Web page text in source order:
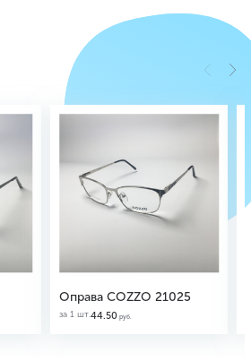
Оправа COZZO 21025
за 1 шт.44.50 руб.